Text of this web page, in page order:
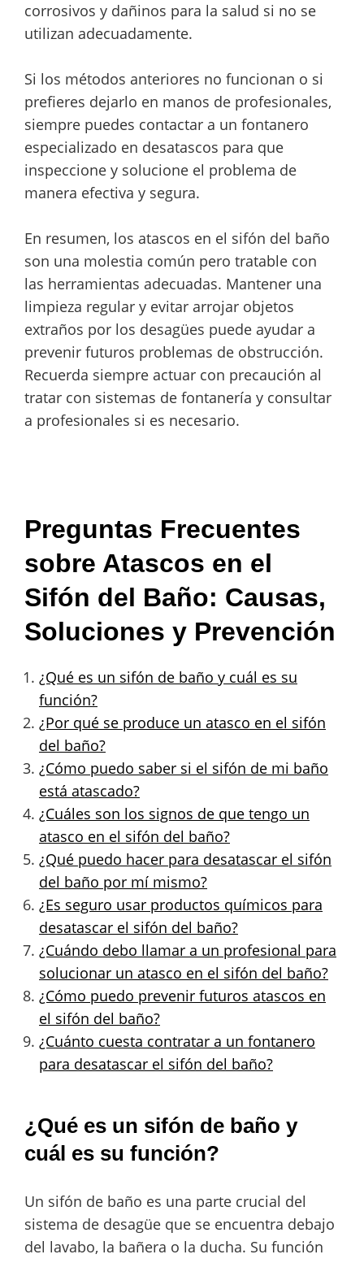
corrosivos y dañinos para la salud si no se
utilizan adecuadamente.
Si los métodos anteriores no funcionan o si
prefieres dejarlo en manos de profesionales,
siempre puedes contactar a un fontanero
especializado en desatascos para que
inspeccione y solucione el problema de
manera efectiva y segura.
En resumen, los atascos en el sifón del baño
son una molestia común pero tratable con
las herramientas adecuadas. Mantener una
limpieza regular y evitar arrojar objetos
extraños por los desagües puede ayudar a
prevenir futuros problemas de obstrucción.
Recuerda siempre actuar con precaución al
tratar con sistemas de fontanería y consultar
a profesionales si es necesario.
Preguntas Frecuentes
sobre Atascos en el
Sifón del Baño: Causas,
Soluciones y Prevención
¿Qué es un sifón de baño y cuál es su
función?
¿Por qué se produce un atasco en el sifón
del baño?
¿Cómo puedo saber si el sifón de mi baño
está atascado?
¿Cuáles son los signos de que tengo un
atasco en el sifón del baño?
¿Qué puedo hacer para desatascar el sifón
del baño por mí mismo?
¿Es seguro usar productos químicos para
desatascar el sifón del baño?
¿Cuándo debo llamar a un profesional para
solucionar un atasco en el sifón del baño?
¿Cómo puedo prevenir futuros atascos en
el sifón del baño?
¿Cuánto cuesta contratar a un fontanero
para desatascar el sifón del baño?
¿Qué es un sifón de baño y
cuál es su función?
Un sifón de baño es una parte crucial del
sistema de desagüe que se encuentra debajo
del lavabo, la bañera o la ducha. Su función